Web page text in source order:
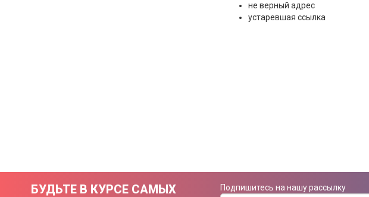
не верный адрес
устаревшая ссылка
БУДЬТЕ В КУРСЕ САМЫХ
Подпишитесь на нашу рассылку